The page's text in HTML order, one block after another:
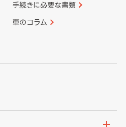
手続きに必要な書類
車のコラム